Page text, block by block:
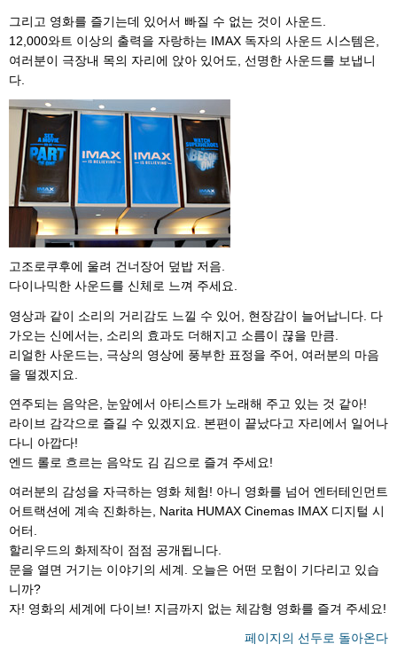
그리고 영화를 즐기는데 있어서 빠질 수 없는 것이 사운드.
12,000와트 이상의 출력을 자랑하는 IMAX 독자의 사운드 시스템은,
여러분이 극장내 목의 자리에 앉아 있어도, 선명한 사운드를 보냅니
다.
고조로쿠후에 울려 건너장어 덮밥 저음.
다이나믹한 사운드를 신체로 느껴 주세요.
영상과 같이 소리의 거리감도 느낄 수 있어, 현장감이 늘어납니다. 다
가오는 신에서는, 소리의 효과도 더해지고 소름이 끊을 만큼.
리얼한 사운드는, 극상의 영상에 풍부한 표정을 주어, 여러분의 마음
을 떨겠지요.
연주되는 음악은, 눈앞에서 아티스트가 노래해 주고 있는 것 같아!
라이브 감각으로 즐길 수 있겠지요. 본편이 끝났다고 자리에서 일어나
다니 아깝다!
엔드 롤로 흐르는 음악도 김 김으로 즐겨 주세요!
여러분의 감성을 자극하는 영화 체험! 아니 영화를 넘어 엔터테인먼트
어트랙션에 계속 진화하는, Narita HUMAX Cinemas IMAX 디지털 시
어터.
할리우드의 화제작이 점점 공개됩니다.
문을 열면 거기는 이야기의 세계. 오늘은 어떤 모험이 기다리고 있습
니까?
자! 영화의 세계에 다이브! 지금까지 없는 체감형 영화를 즐겨 주세요!
페이지의 선두로 돌아온다